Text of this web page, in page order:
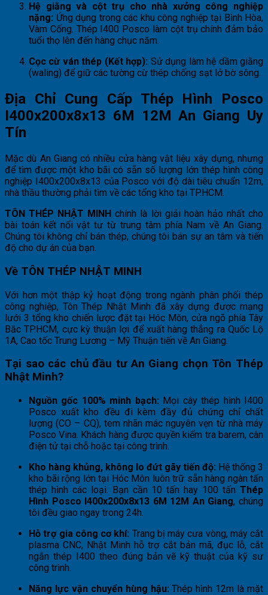
Hệ giằng và cột trụ cho nhà xưởng công nghiệp
nặng: Ứng dụng trong các khu công nghiệp tại Bình Hòa,
Vàm Cống. Thép I400 Posco làm cột trụ chính đảm bảo
tuổi thọ lên đến hàng chục năm.
Cọc cừ ván thép (Kết hợp): Sử dụng làm hệ dầm giằng
(waling) để giữ các tường cừ thép chống sạt lở bờ sông.
Địa Chỉ Cung Cấp Thép Hình Posco
I400x200x8x13 6M 12M An Giang Uy
Tín
Mặc dù An Giang có nhiều cửa hàng vật liệu xây dựng, nhưng
để tìm được một kho bãi có sẵn số lượng lớn thép hình công
nghiệp I400x200x8x13 của Posco với độ dài tiêu chuẩn 12m,
nhà thầu thường phải tìm về các tổng kho tại TP.HCM.
TÔN THÉP NHẬT MINH chính là lời giải hoàn hảo nhất cho
bài toán kết nối vật tư từ trung tâm phía Nam về An Giang.
Chúng tôi không chỉ bán thép, chúng tôi bán sự an tâm và tiến
độ cho dự án của bạn.
Về TÔN THÉP NHẬT MINH
Với hơn một thập kỷ hoạt động trong ngành phân phối thép
công nghiệp, Tôn Thép Nhật Minh đã xây dựng được mạng
lưới 3 tổng kho chiến lược đặt tại Hóc Môn, cửa ngõ phía Tây
Bắc TP.HCM, cực kỳ thuận lợi để xuất hàng thẳng ra Quốc Lộ
1A, Cao tốc Trung Lương – Mỹ Thuận tiến về An Giang.
Tại sao các chủ đầu tư An Giang chọn Tôn Thép
Nhật Minh?
Nguồn gốc 100% minh bạch: Mọi cây thép hình I400
Posco xuất kho đều đi kèm đầy đủ chứng chỉ chất
lượng (CO – CQ), tem nhãn mác nguyên vẹn từ nhà máy
Posco Vina. Khách hàng được quyền kiểm tra barem, cân
điện tử tại chỗ hoặc tại công trình.
Kho hàng khủng, không lo đứt gãy tiến độ: Hệ thống 3
kho bãi rộng lớn tại Hóc Môn luôn trữ sẵn hàng ngàn tấn
thép hình các loại. Bạn cần 10 tấn hay 100 tấn Thép
Hình Posco I400x200x8x13 6M 12M An Giang, chúng
tôi đều giao ngay trong 24h.
Hỗ trợ gia công cơ khí: Trang bị máy cưa vòng, máy cắt
plasma CNC, Nhật Minh hỗ trợ cắt bản mã, đục lỗ, cắt
ngắn thép I400 theo đúng bản vẽ kỹ thuật của kỹ sư
công trình.
Năng lực vận chuyển hùng hậu: Thép hình 12m là mặt